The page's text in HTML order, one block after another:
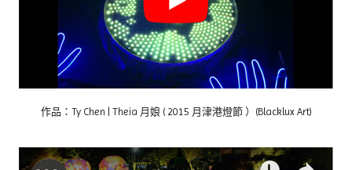
作品：Ty Chen | Theia 月娘 ( 2015 月津港燈節 ）(Blacklux Art)